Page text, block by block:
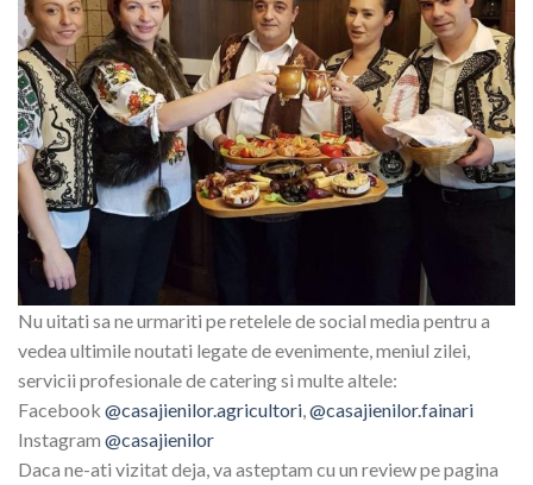
Nu uitati sa ne urmariti pe retelele de social media pentru a
vedea ultimile noutati legate de evenimente, meniul zilei,
servicii profesionale de catering si multe altele:
Facebook @casajienilor.agricultori @casajienilor.fainari
Instagram @casajienilor
Daca ne-ati vizitat deja, va asteptam cu un review pe pagina